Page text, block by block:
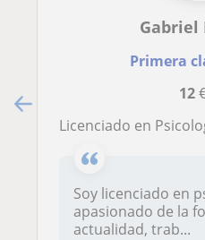
Gabriel
Primera
12
Licenciado en Psicología y que trabaja a diario como orientador y formador, da clases de
Soy licenciado en
apasionado de la
actualidad, trab...